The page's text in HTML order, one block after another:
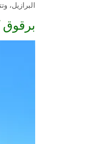
البرازيل، وتتميز بنمو